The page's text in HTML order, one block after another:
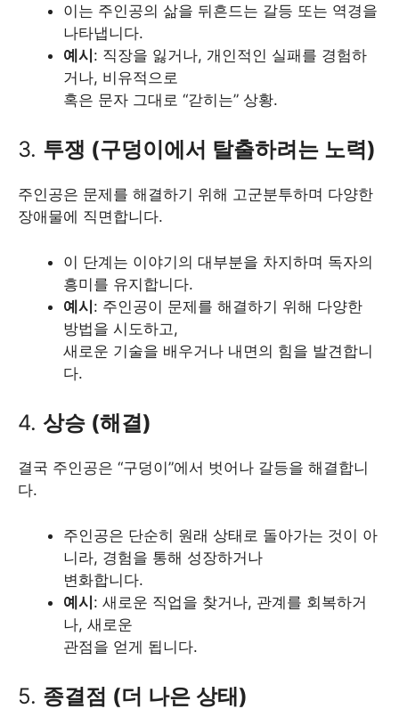
이는 주인공의 삶을 뒤흔드는 갈등 또는 역경을
나타냅니다.
예시: 직장을 잃거나, 개인적인 실패를 경험하
거나, 비유적으로
혹은 문자 그대로 “갇히는” 상황.
3. 투쟁 (구덩이에서 탈출하려는 노력)
주인공은 문제를 해결하기 위해 고군분투하며 다양한
장애물에 직면합니다.
이 단계는 이야기의 대부분을 차지하며 독자의
흥미를 유지합니다.
예시: 주인공이 문제를 해결하기 위해 다양한
방법을 시도하고,
새로운 기술을 배우거나 내면의 힘을 발견합니
다.
4. 상승 (해결)
결국 주인공은 “구덩이”에서 벗어나 갈등을 해결합니
다.
주인공은 단순히 원래 상태로 돌아가는 것이 아
니라, 경험을 통해 성장하거나
변화합니다.
예시: 새로운 직업을 찾거나, 관계를 회복하거
나, 새로운
관점을 얻게 됩니다.
5. 종결점 (더 나은 상태)